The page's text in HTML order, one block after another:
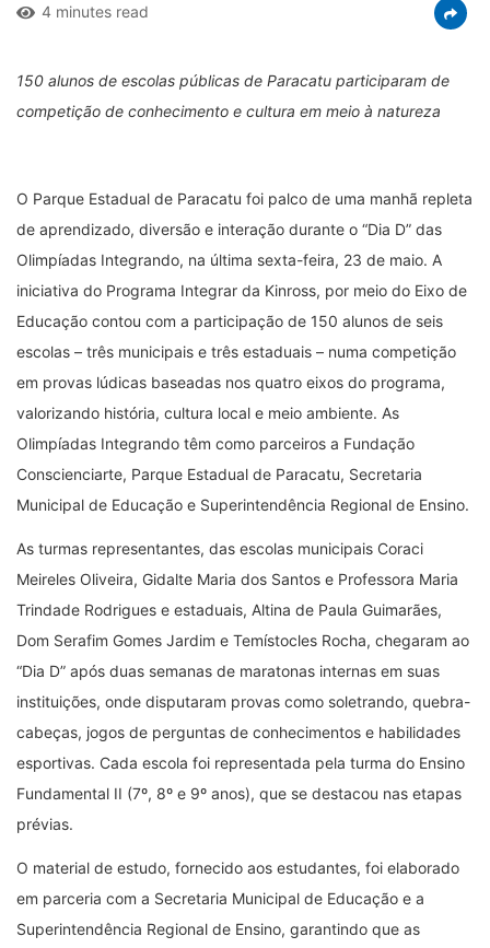
4 minutes read
150 alunos de escolas públicas de Paracatu participaram de
competição de conhecimento e cultura em meio à natureza
O Parque Estadual de Paracatu foi palco de uma manhã repleta
de aprendizado, diversão e interação durante o “Dia D” das
Olimpíadas Integrando, na última sexta-feira, 23 de maio. A
iniciativa do Programa Integrar da Kinross, por meio do Eixo de
Educação contou com a participação de 150 alunos de seis
escolas – três municipais e três estaduais – numa competição
em provas lúdicas baseadas nos quatro eixos do programa,
valorizando história, cultura local e meio ambiente. As
Olimpíadas Integrando têm como parceiros a Fundação
Conscienciarte, Parque Estadual de Paracatu, Secretaria
Municipal de Educação e Superintendência Regional de Ensino.
As turmas representantes, das escolas municipais Coraci
Meireles Oliveira, Gidalte Maria dos Santos e Professora Maria
Trindade Rodrigues e estaduais, Altina de Paula Guimarães,
Dom Serafim Gomes Jardim e Temístocles Rocha, chegaram ao
“Dia D” após duas semanas de maratonas internas em suas
instituições, onde disputaram provas como soletrando, quebra-
cabeças, jogos de perguntas de conhecimentos e habilidades
esportivas. Cada escola foi representada pela turma do Ensino
Fundamental II (7º, 8º e 9º anos), que se destacou nas etapas
prévias.
O material de estudo, fornecido aos estudantes, foi elaborado
em parceria com a Secretaria Municipal de Educação e a
Superintendência Regional de Ensino, garantindo que as